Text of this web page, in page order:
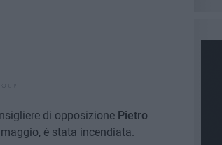
di opposizione Pietro
è stata incendiata.